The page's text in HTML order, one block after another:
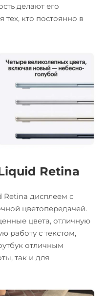
делают его
тех, кто постоянно в
Retina
Retina дисплеем с
цветопередачей.
цвета, отличную
работу с текстом,
отличным
так и для